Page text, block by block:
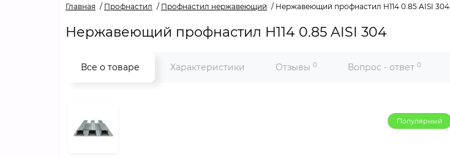
Главная Профнастил Профнастил нержавеющий Нержавеющий профнастил Н114 0.85 AISI 304
Нержавеющий профнастил Н114 0.85 AISI 304
Все о товаре Характеристики Отзывы 0 Вопрос - ответ 0
Популярный